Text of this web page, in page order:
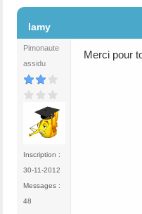
lamy
Pimonaute
assidu
Inscription :
30-11-2012
Messages :
48
Merci pour